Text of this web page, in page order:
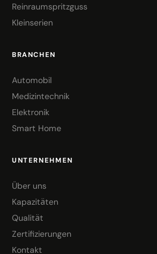
Reinraumspritzguss
Kleinserien
BRANCHEN
Automobil
Medizintechnik
Elektronik
Smart Home
UNTERNEHMEN
Über uns
Kapazitäten
Qualität
Zertifizierungen
Kontakt